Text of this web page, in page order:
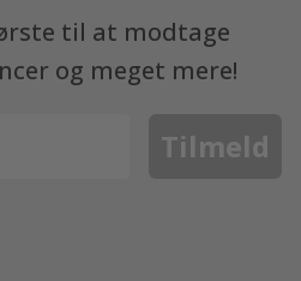
til at modtage
og meget mere!
Tilmeld